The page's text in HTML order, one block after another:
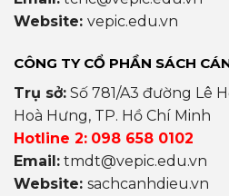
Website: vepic.edu.vn
CÔNG TY CỔ PHẦN SÁCH
Trụ sở: Số 781/A3 đường Lê
Hoà Hưng, TP. Hồ Chí Minh
Hotline 2: 098 658 0102
Email: tmdt@vepic.edu.vn
Website: sachcanhdieu.vn